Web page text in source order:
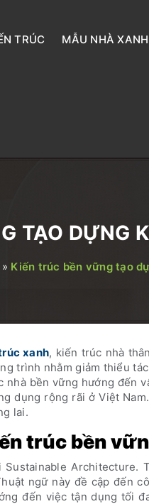
TRÚC MẪU NHÀ
TẠO DỰNG
» Kiến trúc bền vững tạo
xanh, kiến trúc nhà
trình nhằm giảm thiểu
bền vững hướng đến
dụng rộng rãi ở Việt
lai.
trúc bền
Architecture.
ngữ này đề cập đến
đến việc tận dụng tối